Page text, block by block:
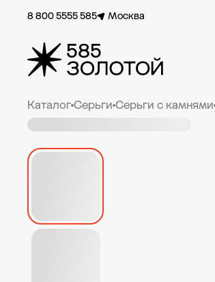
8 800 5555 585 Москва
Каталог Серьги Серьги с камнями